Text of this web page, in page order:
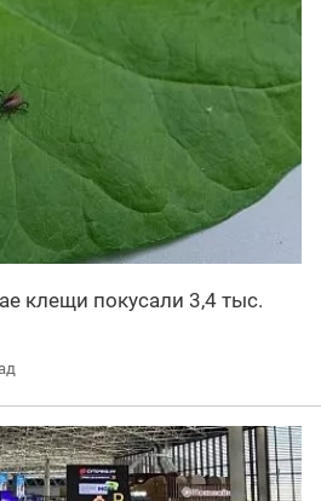
клещи покусали 3,4 тыс.